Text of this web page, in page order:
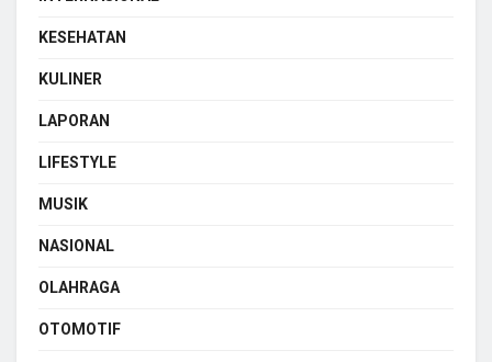
KESEHATAN
KULINER
LAPORAN
LIFESTYLE
MUSIK
NASIONAL
OLAHRAGA
OTOMOTIF